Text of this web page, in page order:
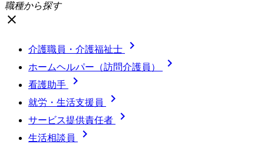
職種から探す
close
介護職員・介護福祉士 
ホームヘルパー（訪問介護員） 
看護助手 
就労・生活支援員 
サービス提供責任者 
生活相談員 